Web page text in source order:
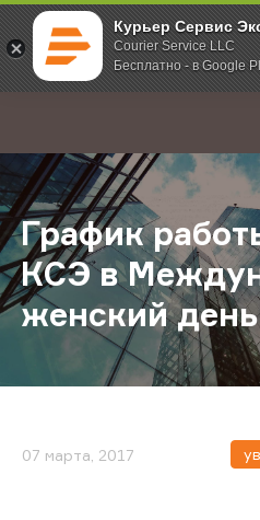
Курьер Сервис
Courier Service LLC
Бесплатно - в Google
; Главная О компании Новости
График
КСЭ в
женский
07 марта, 2017